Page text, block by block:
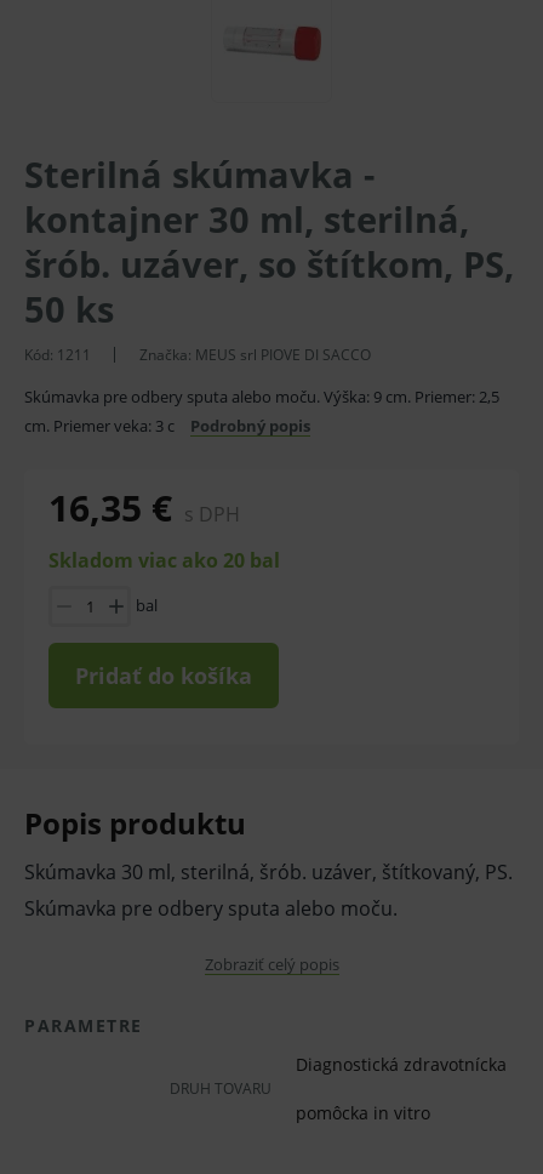
Sterilná skúmavka -
kontajner 30 ml, sterilná,
šrób. uzáver, so štítkom, PS,
50 ks
Kód: 1211 Značka: MEUS srl PIOVE DI SACCO
Skúmavka pre odbery sputa alebo moču. Výška: 9 cm. Priemer: 2,5
cm. Priemer veka: 3 c
Podrobný popis
16,35 € s DPH
Skladom viac ako 20 bal
bal
Pridať do košíka
Popis produktu
Skúmavka 30 ml, sterilná, šrób. uzáver, štítkovaný, PS.
Skúmavka pre odbery sputa alebo moču.
Pred použitím zdravotníckej pomôcky a diagnostickej
Zobraziť celý popis
PARAMETRE
DRUH TOVARU
Diagnostická zdravotnícka
pomôcka in vitro